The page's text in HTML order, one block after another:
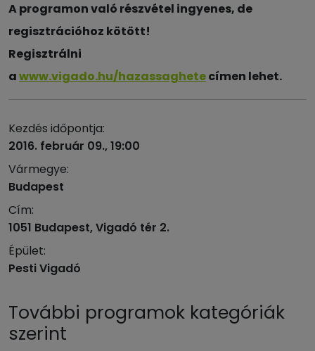
A programon való részvétel ingyenes, de
regisztrációhoz kötött!
Regisztrálni
awww.vigado.hu/hazassaghetecímen lehet.
Kezdés időpontja:
2016. február 09., 19:00
Vármegye:
Budapest
Cím:
1051 Budapest, Vigadó tér 2.
Épület:
Pesti Vigadó
További programok kategóriák
szerint